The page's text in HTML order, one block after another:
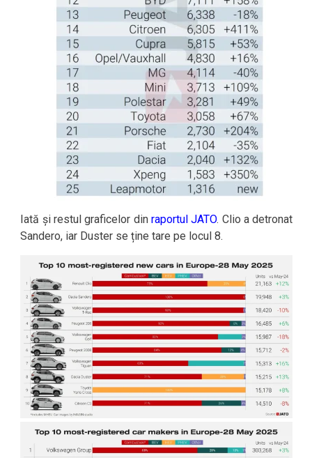
Iată și restul graficelor dinraportul JATO. Clio a detronat
Sandero, iar Duster se ține tare pe locul 8.